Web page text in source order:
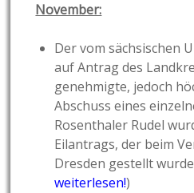
November:
Der vom sächsischen
auf Antrag des
genehmigte, jedoch
Abschuss eines
Rosenthaler Rudel
Eilantrags, der beim
Dresden gestellt
weiterlesen!)